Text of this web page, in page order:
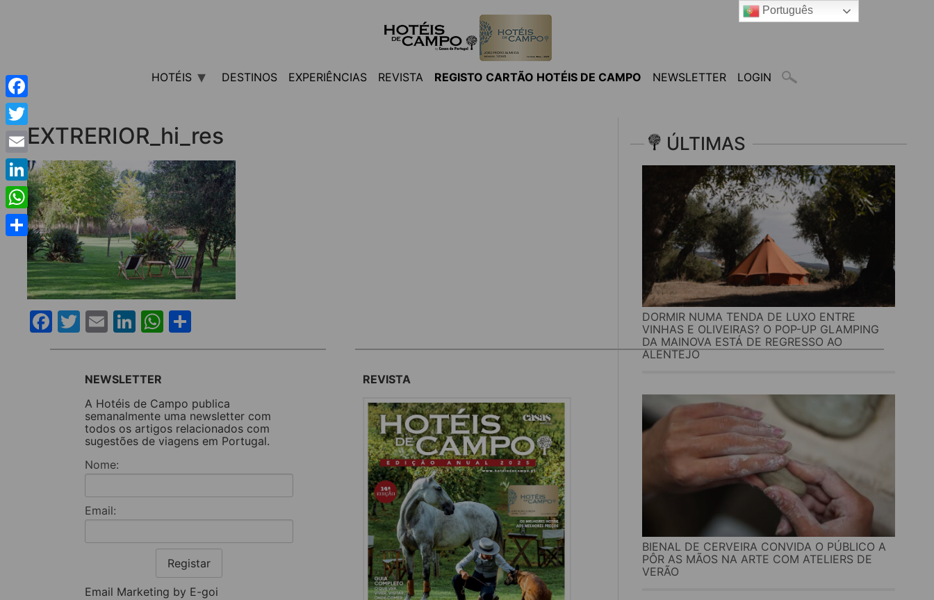
HOTÉIS DESTINOS EXPERIÊNCIAS REVISTA REGISTO CARTÃO HOTÉIS DE CAMPO NEWSLETTER LOGIN
EXTRERIOR_hi_res
Facebook
Twitter
EmailLinkedIn
WhatsApp
ÚLTIMAS
DORMIR NUMA TENDA DE LUXO ENTRE
VINHAS E OLIVEIRAS? O POP-UP GLAMPING
DA MAINOVA ESTÁ DE REGRESSO AO
ALENTEJO
BIENAL DE CERVEIRA CONVIDA O PÚBLICO A
PÔR AS MÃOS NA ARTE COM ATELIERS DE
VERÃO
NEWSLETTER
A Hotéis de Campo publica
semanalmente uma newsletter com
todos os artigos relacionados com
sugestões de viagens em Portugal.
Nome:
Email:
Registar
Email Marketing by E-goi
REVISTA
Facebook
Twitter
Email
LinkedIn
WhatsApp
Share
Português